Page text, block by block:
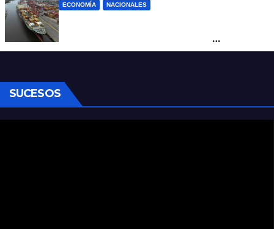
ECONOMÍA NACIONALES
desregulación del practicaje
SUCESOS